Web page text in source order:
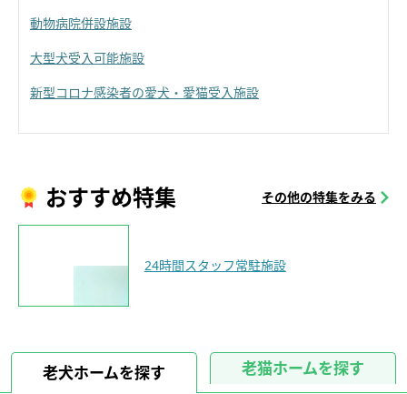
動物病院併設施設
大型犬受入可能施設
新型コロナ感染者の愛犬・愛猫受入施設
おすすめ特集 その他の特集をみる
24時間スタッフ常駐施設
老犬ホームを探す 老猫ホームを探す